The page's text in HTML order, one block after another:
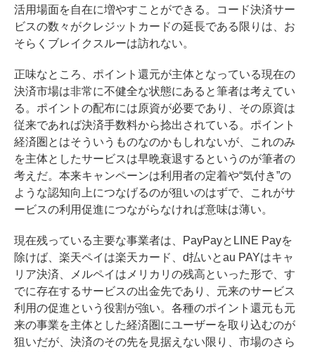
活用場面を自在に増やすことができる。コード決済サー
ビスの数々がクレジットカードの延長である限りは、お
そらくブレイクスルーは訪れない。
正味なところ、ポイント還元が主体となっている現在の
決済市場は非常に不健全な状態にあると筆者は考えてい
る。ポイントの配布には原資が必要であり、その原資は
従来であれば決済手数料から捻出されている。ポイント
経済圏とはそういうものなのかもしれないが、これのみ
を主体としたサービスは早晩衰退するというのが筆者の
考えだ。本来キャンペーンは利用者の定着や“気付き”の
ような認知向上につなげるのが狙いのはずで、これがサ
ービスの利用促進につながらなければ意味は薄い。
現在残っている主要な事業者は、PayPayとLINE Payを
除けば、楽天ペイは楽天カード、d払いとau PAYはキャ
リア決済、メルペイはメリカリの残高といった形で、す
でに存在するサービスの出金先であり、元来のサービス
利用の促進という役割が強い。各種のポイント還元も元
来の事業を主体とした経済圏にユーザーを取り込むのが
狙いだが、決済のその先を見据えない限り、市場のさら